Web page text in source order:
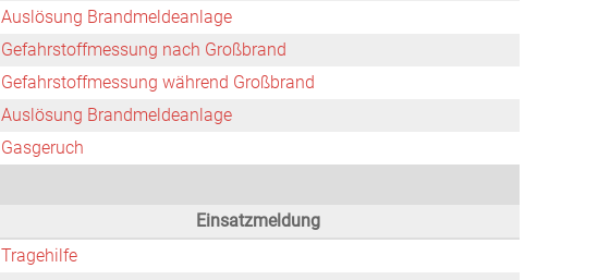
Auslösung Brandmeldeanlage
Gefahrstoffmessung nach Großbrand
Gefahrstoffmessung während Großbrand
Auslösung Brandmeldeanlage
Gasgeruch
Einsatzmeldung
Tragehilfe